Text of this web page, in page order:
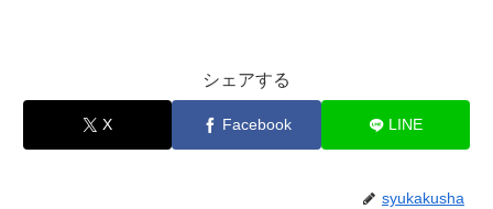
シェアする
X Facebook LINE
syukakusha